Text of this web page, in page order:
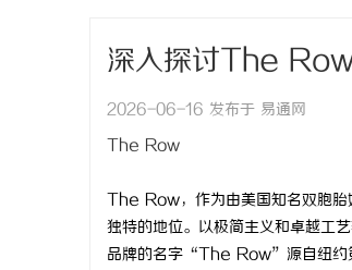
深入探讨The
2026-06-16 发布于 易通网
The Row
The Row，作为由美国知名双胞
独特的地位。以极简主义和卓越工
品牌的名字“The Row”源自纽约